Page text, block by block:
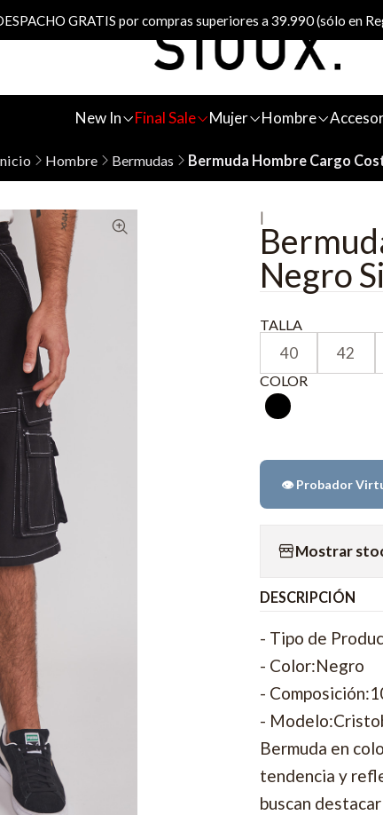
New In Final Sale Mujer Hombre
GRATIS por compras superiores a 39.990 (sólo en
Hombre Bermudas Bermuda Hombre Cargo
|
Negro
TALLA
40 42
COLOR
👁️ Probador
Mostrar
DESCRIPCIÓN
- Tipo de
- Color:Negro
-
-
Bermuda en
tendencia y
buscan